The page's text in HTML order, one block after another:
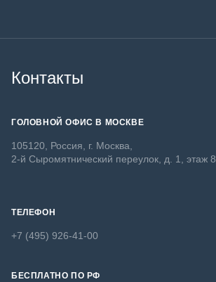
Контакты
ГОЛОВНОЙ ОФИС В МОСКВЕ
105120, Россия, г. Москва,
2-й Сыромятнический переулок, д. 1, этаж 8
ТЕЛЕФОН
+7 (495) 926-41-00
БЕСПЛАТНО ПО РФ